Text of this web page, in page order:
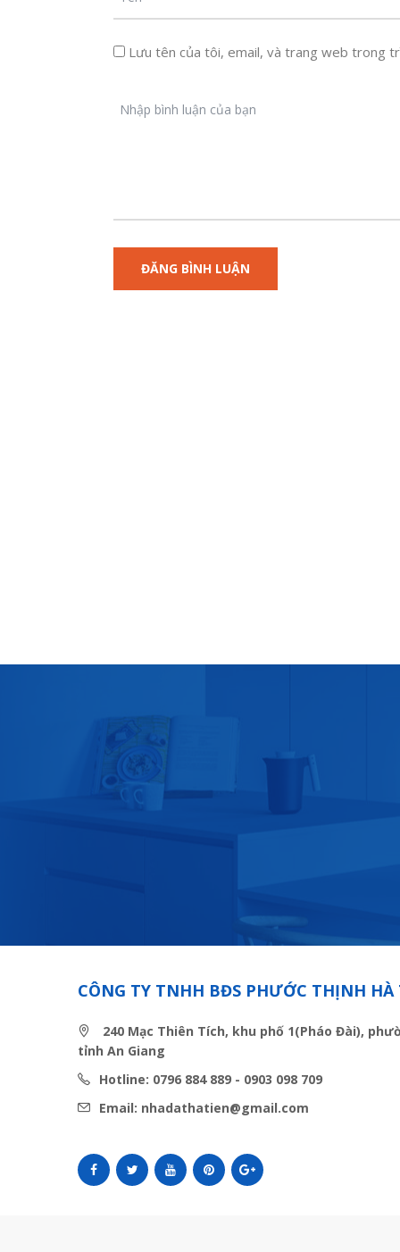
Lưu tên của tôi, email, và trang web trong
CÔNG TY TNHH BĐS PHƯỚC THỊNH HÀ
240 Mạc Thiên Tích, khu phố 1(Pháo Đài),
tỉnh An Giang
Hotline: 0796 884 889 - 0903 098 709
Email: nhadathatien@gmail.com